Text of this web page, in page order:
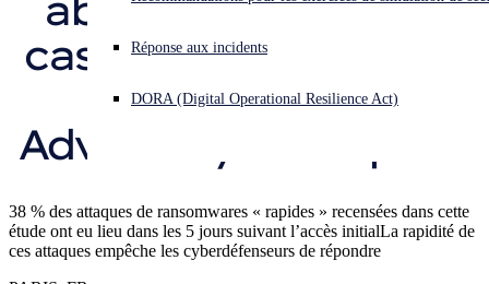
Réponse aux incidents
DORA (Digital Operational Resilience Act)
Contacts Presse
cas analysés pour le
rapport Active
Adversary de Sophos
38 % des attaques de ransomwares « rapides » recensées dans cette
étude ont eu lieu dans les 5 jours suivant l’accès initialLa rapidité de
ces attaques empêche les cyberdéfenseurs de répondre